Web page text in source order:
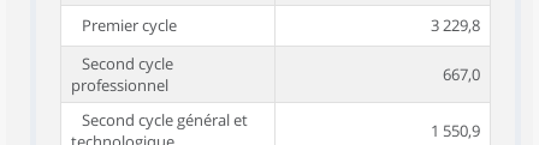
Premier cycle
3 229,8
Second cycle
professionnel
667,0
Second cycle général et
1 550,9